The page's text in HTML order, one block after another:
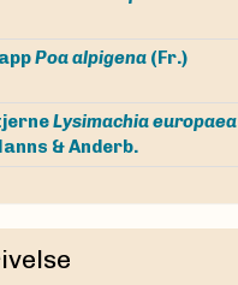
Poa alpigena (Fr.)
Lysimachia europaea
& Anderb.